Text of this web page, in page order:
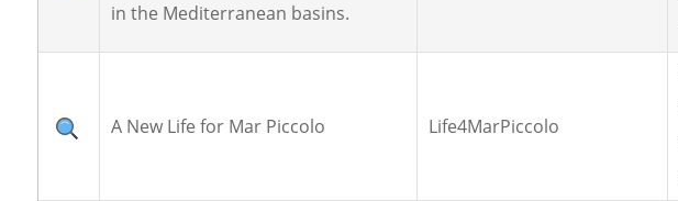
in the Mediterranean basins.
A New Life for Mar Piccolo Life4MarPiccolo